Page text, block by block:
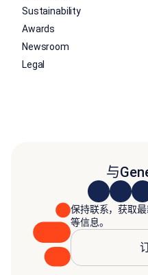
Sustainability
Awards
Newsroom
Legal
与
保持联系，获取
等信息。